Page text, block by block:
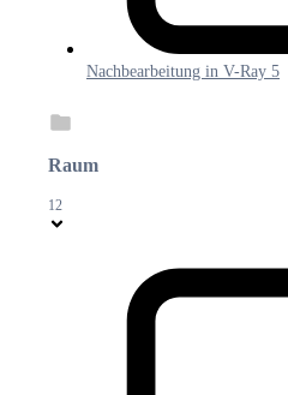
Nachbearbeitung in V-Ray 5
Raum
12